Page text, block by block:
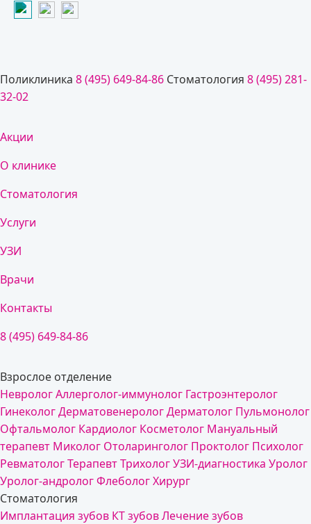
Поликлиника 8 (495) 649-84-86 Стоматология 8 (495) 281-
32-02
Акции
О клинике
Стоматология
Услуги
УЗИ
Врачи
Контакты
8 (495) 649-84-86
Взрослое отделение
НеврологАллерголог-иммунолог Гастроэнтеролог
ГинекологДерматовенерологДерматолог Пульмонолог
Офтальмолог Кардиолог Косметолог Мануальный
терапевт Миколог Отоларинголог Проктолог Психолог
РевматологТерапевтТрихологУЗИ-диагностика Уролог
Уролог-андрологФлебологХирург
Стоматология
Имплантация зубов КТ зубовЛечение зубов